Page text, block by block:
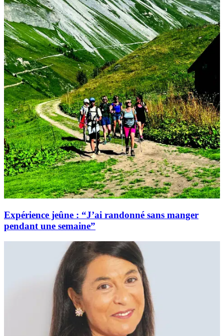
Expérience jeûne : “J’ai randonné sans manger
pendant une semaine”